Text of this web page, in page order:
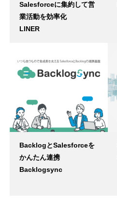
Salesforceに集約して営
業活動を効率化
LINER
BacklogとSalesforceを
かんたん連携
Backlogsync